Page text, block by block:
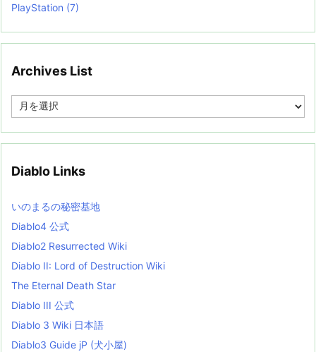
PlayStation (7)
Archives List
e
i
s
t
Diablo Links
いのまるの秘密基地
Diablo4 公式
Diablo2 Resurrected Wiki
Diablo II: Lord of Destruction Wiki
The Eternal Death Star
Diablo III 公式
Diablo 3 Wiki 日本語
Diablo3 Guide jP (犬小屋)